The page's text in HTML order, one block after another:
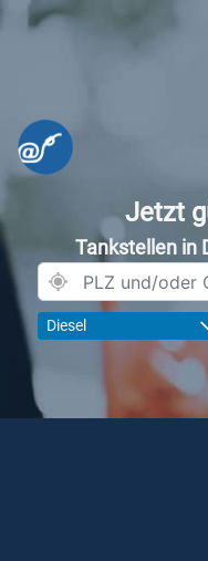
Jetzt
Tankstellen in
Diesel